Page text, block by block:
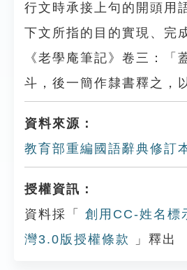
行文時承接上句的開頭用
下文所指的目的實現、完
《老學庵筆記》卷三：「
斗，後一簡作隸書釋之，
資料來源：
教育部重編國語辭典修訂
授權資訊：
資料採「
創用CC-姓名標
灣3.0版授權條款
」釋出